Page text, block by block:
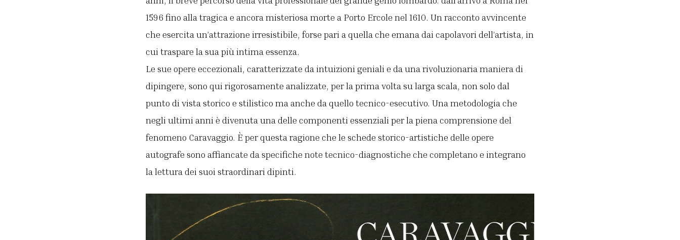
1596 fino alla tragica e ancora misteriosa morte a Porto Ercole nel 1610. Un racconto avvincente
che esercita un’attrazione irresistibile, forse pari a quella che emana dai capolavori dell’artista, in
cui traspare la sua più intima essenza.
Le sue opere eccezionali, caratterizzate da intuizioni geniali e da una rivoluzionaria maniera di
dipingere, sono qui rigorosamente analizzate, per la prima volta su larga scala, non solo dal
punto di vista storico e stilistico ma anche da quello tecnico-esecutivo. Una metodologia che
negli ultimi anni è divenuta una delle componenti essenziali per la piena comprensione del
fenomeno Caravaggio. È per questa ragione che le schede storico-artistiche delle opere
autografe sono affiancate da specifiche note tecnico-diagnostiche che completano e integrano
la lettura dei suoi straordinari dipinti.